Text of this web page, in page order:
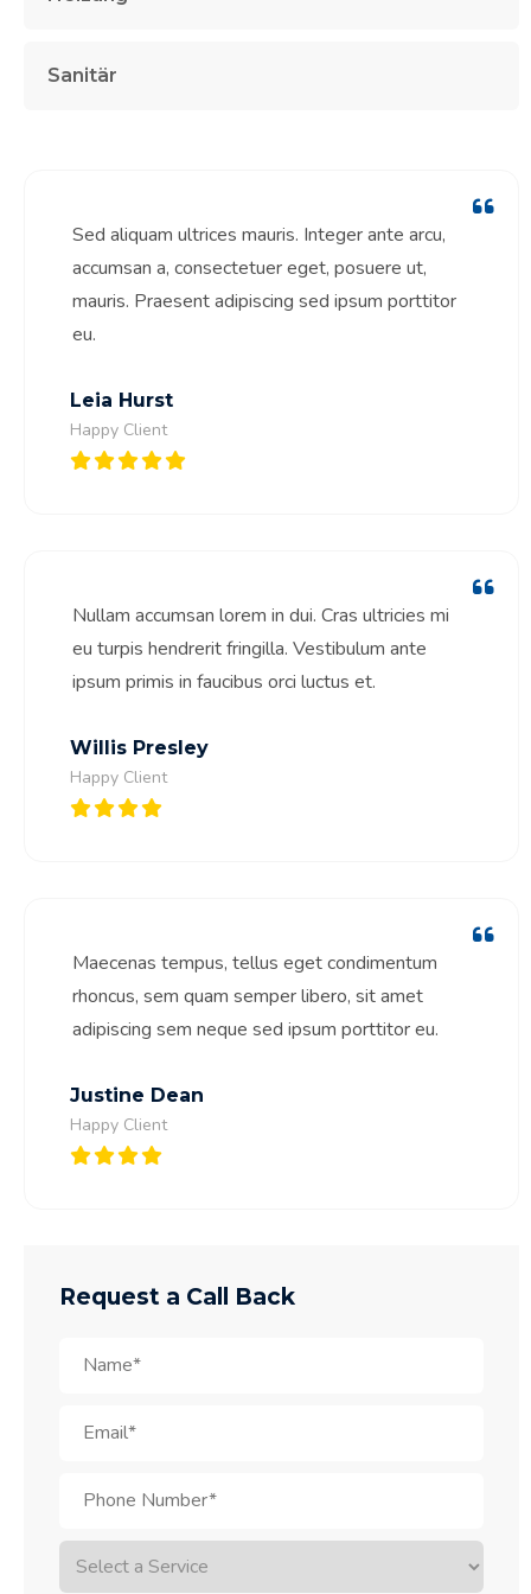
Sanitär
Sed aliquam ultrices mauris. Integer ante arcu,
accumsan a, consectetuer eget, posuere ut,
mauris. Praesent adipiscing sed ipsum porttitor
eu.
Leia Hurst
Happy Client
Nullam accumsan lorem in dui. Cras ultricies mi
eu turpis hendrerit fringilla. Vestibulum ante
ipsum primis in faucibus orci luctus et.
Willis Presley
Happy Client
Maecenas tempus, tellus eget condimentum
rhoncus, sem quam semper libero, sit amet
adipiscing sem neque sed ipsum porttitor eu.
Justine Dean
Happy Client
Request a Call Back